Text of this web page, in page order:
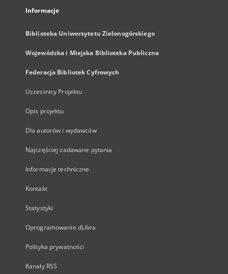
Informacje
Biblioteka Uniwersytetu Zielonogórskiego
Wojewódzka i Miejska Biblioteka Publiczna
Federacja Bibliotek Cyfrowych
Uczestnicy Projektu
Opis projektu
Dla autorów i wydawców
Najczęściej zadawane pytania
Informacje techniczne
Kontakt
Statystyki
Oprogramowanie dLibra
Polityka prywatności
Kanały RSS